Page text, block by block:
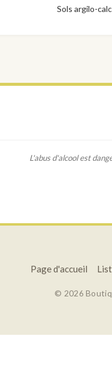
Sols argilo-
L'abus d'alcool est
Page d'accueil
© 2026